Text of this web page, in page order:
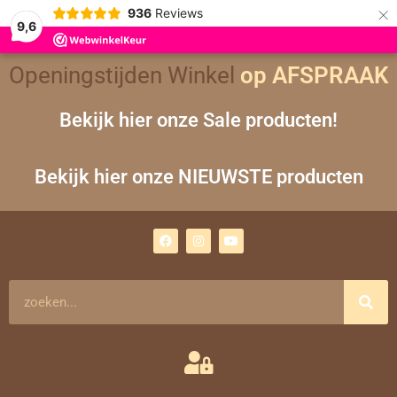
9,6
936 Reviews ×
Openingstijden Winkel op AFSPRAAK
Bekijk hier onze Sale producten!
Bekijk hier onze NIEUWSTE producten
a
c
n
s
m
o
u